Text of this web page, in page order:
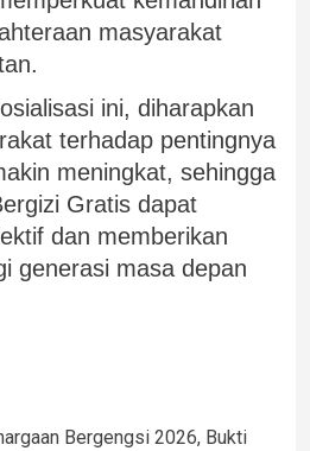
masyarakat
ini, diharapkan
terhadap pentingnya
meningkat, sehingga
Gratis dapat
dan memberikan
generasi masa depan
Bergengsi 2026, Bukti